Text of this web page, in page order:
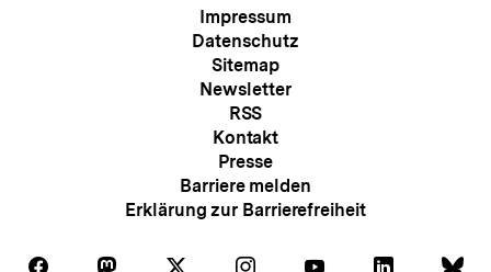
Meta-
Navigation
Impressum
Datenschutz
Sitemap
Newsletter
RSS
Kontakt
Presse
Barriere melden
Erklärung zur Barrierefreiheit
Auf Auf